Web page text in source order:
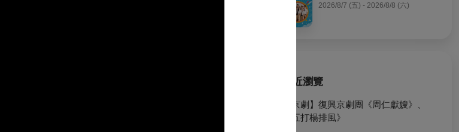
於100元以下票券）。
2026/8/7 (五) - 2026/8/8 (六)
最近瀏覽
【京劇】復興京劇團《周仁獻嫂》、
《五打楊排風》